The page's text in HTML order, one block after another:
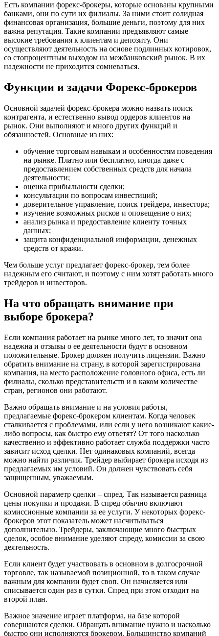
Есть компании форекс-брокеры, которые основаны крупными
банками, они по сути их филиалы. За ними стоит солидная
финансовая организация, большие деньги, поэтому для них
важна репутация. Такие компании предъявляют самые
высокие требования к клиентам и депозиту. Они
осуществляют деятельность на основе подлинных котировок,
со стопроцентным выходом на межбанковский рынок. В их
надежности не приходится сомневаться.
Функции и задачи Форекс-брокеров
Основной задачей форекс-брокера можно назвать поиск
контрагента, и естественно вывод ордеров клиентов на
рынок. Они выполняют и много других функций и
обязанностей. Основные из них:
обучение торговым навыкам и особенностям поведения
на рынке. Платно или бесплатно, иногда даже с
предоставлением собственных средств для начала
деятельности;
оценка прибыльности сделки;
консультации по вопросам инвестиций;
доверительное управление, поиск трейдера, инвестора;
изучение возможных рисков и оповещение о них;
анализ рынка и предоставление клиенту точных
данных;
защита конфиденциальной информации, денежных
средств от кражи.
Чем больше услуг предлагает форекс-брокер, тем более
надежным его считают, и поэтому с ним хотят работать много
трейдеров и инвесторов.
На что обращать внимание при
выборе брокера?
Если компания работает на рынке много лет, то значит она
надежна и отзывы о ее деятельности будут в основном
положительные. Брокер должен получить лицензии. Важно
обратить внимание на страну, в которой зарегистрирована
компания, на место расположение головного офиса, есть ли
филиалы, сколько представительств и в каком количестве
стран, регионов они работают.
Важно обращать внимание и на условия работы,
предлагаемые форекс-брокером клиентам. Когда человек
сталкивается с проблемами, или если у него возникают какие-
либо вопросы, как быстро ему ответят? От того насколько
качественно и эффективно работает служба поддержки часто
зависит исход сделки. Нет одинаковых компаний, всегда
можно найти различия. Трейдер выбирает брокера исходя из
предлагаемых им условий. Он должен чувствовать себя
защищенным, уважаемым.
Основной параметр сделки – спред. Так называется разница
цены покупки и продажи. В спред обычно включают
комиссионные компании за ее услуги. У некоторых форекс-
брокеров этот показатель может насчитываться
дополнительно. Трейдеры, заключающие много быстрых
сделок, особое внимание уделяют спреду, комиссии за свою
деятельность.
Если клиент будет участвовать в основном в долгосрочной
торговле, так называемой позиционной, то в таком случае
важным для компании будет своп. Он начисляется или
списывается один раз в сутки. Спред при этом отходит на
второй план.
Важное значение играет платформа, на базе которой
совершаются сделки. Обращать внимание нужно и насколько
быстро они исполняются брокером. Большинство компаний